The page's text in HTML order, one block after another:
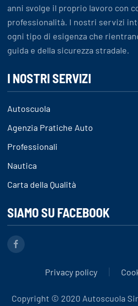
anni svolge il proprio lavoro con
professionalità. I nostri servizi
ogni tipo di esigenza che
guida e della sicurezza stradale.
I NOSTRI SERVIZI
Autoscuola
Agenzia Pratiche Auto
Professionali
Nautica
Carta della Qualità
SIAMO SU FACEBOOK
Privacy policy
Copyright © 2020 Autoscuola